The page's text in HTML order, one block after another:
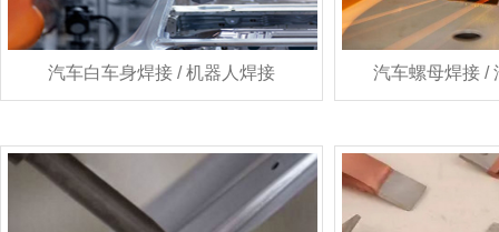
汽车白车身焊接 / 机器人焊接 汽车螺母焊接 /